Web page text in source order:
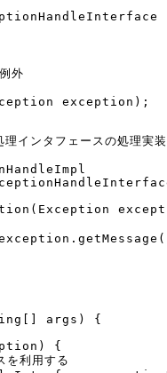
外
exception);
インタフェースの処理実装
args) {
{
利用する